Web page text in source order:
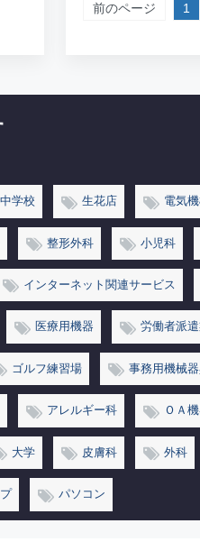
前のページ 1
中学校 生花店 電気
整形外科 小児科
インターネット関連サービス
医療用機器 労働者派
ゴルフ練習場 事務用機械
アレルギー科 ＯＡ
大学 皮膚科 外科
パソコン